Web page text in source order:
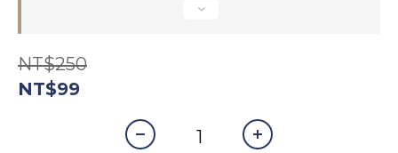
NT$250
NT$99